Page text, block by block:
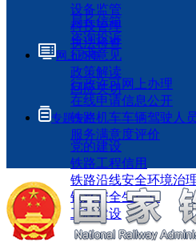
设备监管
科技管理
执法检查
局长信箱
咨询投诉
征求意见
政策解读
回应关切
网上办事
行政许可网上办理
在线申请信息公开
铁路机车车辆驾驶人
服务满意度评价
专题专栏
党的建设
铁路工程信用
铁路沿线安全环境治
铁路安全生产月
工程建设